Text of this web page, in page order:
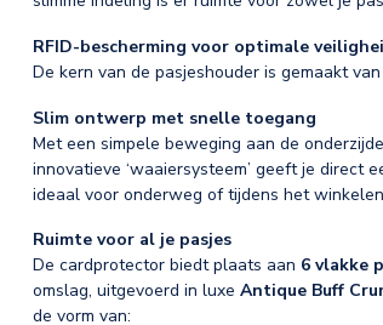
RFID-bescherming voor optimale
De kern van de pasjeshouder is gemaakt
Slim ontwerp met snelle toegang
Met een simpele beweging aan de
innovatieve ‘waaiersysteem’ geeft je direct
ideaal voor onderweg of tijdens het
Ruimte voor al je pasjes
De cardprotector biedt plaats aan 6 vlakke
omslag, uitgevoerd in luxe Antique Buff
de vorm van: